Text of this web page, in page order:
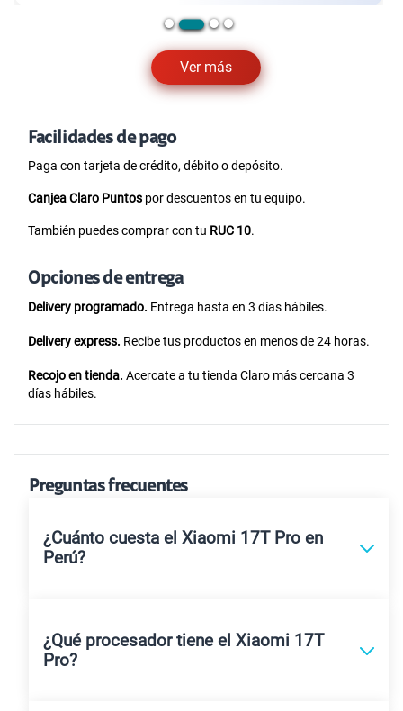
Ver más
Facilidades de pago
Paga con tarjeta de crédito, débito o depósito.
Canjea Claro Puntos por descuentos en tu equipo.
También puedes comprar con tu RUC 10.
Opciones de entrega
Delivery programado. Entrega hasta en 3 días hábiles.
Delivery express. Recibe tus productos en menos de 24 horas.
Recojo en tienda. Acercate a tu tienda Claro más cercana 3
días hábiles.
Preguntas frecuentes
¿Cuánto cuesta el Xiaomi 17T Pro en
Perú?
¿Qué procesador tiene el Xiaomi 17T
Pro?